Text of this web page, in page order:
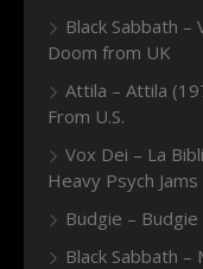
Black Sabbath
Doom from UK
Attila – Attila
From U.S.
Vox Dei – La
Heavy Psych
Budgie –
Black Sabbath